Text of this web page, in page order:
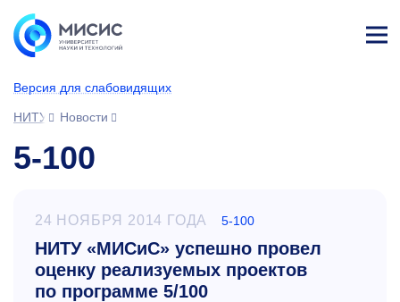
Версия для слабовидящих
НИТУ МИСИС
Новости
5-100
24 НОЯБРЯ 2014 ГОДА 5-100
НИТУ «МИСиС» успешно провел
оценку реализуемых проектов
по программе 5/100